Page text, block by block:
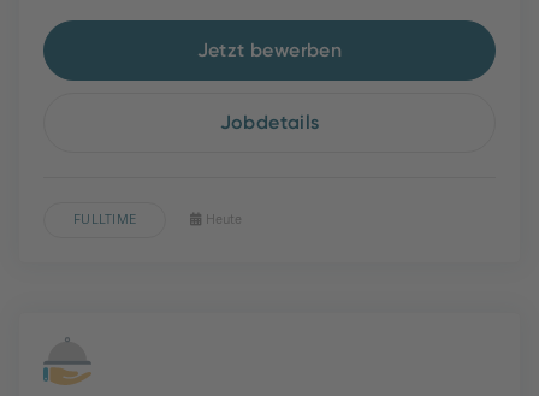
Jetzt bewerben
Jobdetails
FULLTIME Heute